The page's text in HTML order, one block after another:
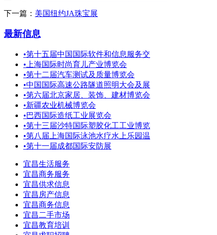
下一篇： 美国纽约JA珠宝展
最新信息
•第十五届中国国际软件和信息服务交
• 上海国际时尚育儿产业博览会
•第十二届汽车测试及质量博览会
•中国国际高速公路隧道照明大会及展
•第六届北京家居、装饰、建材博览会
•新疆农业机械博览会
•巴西国际造纸工业展览会
•第十三届沙特国际塑胶化工工业博览
•第八届上海国际泳池水疗水上乐园温
•第十一届成都国际安防展
宜昌生活服务
宜昌商务服务
宜昌供求信息
宜昌房产信息
宜昌商务信息
宜昌二手市场
宜昌教育培训